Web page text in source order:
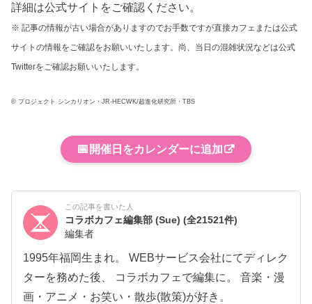
詳細は公式サイトをご確認ください。
※ 記事の情報が古い場合がありますのでお手数ですが直接カフェまたは公式
サイトの情報をご確認をお願いいたします。尚、当日の混雑状況などは公式
Twitterをご確認お願いいたします。
© プロジェクト シンカリオン・JR-HECWK/超進化研究所・TBS
📅 開催日をカレンダーに追加
この記事を書いた人
コラボカフェ編集部 (Sue)(全21521件)
編集者
1995年福岡生まれ。 WEBサービス会社にてディレク
ターを務めた後、 コラボカフェで編集に。 音楽・漫
画・アニメ・お笑い・散歩(散策)が好き。